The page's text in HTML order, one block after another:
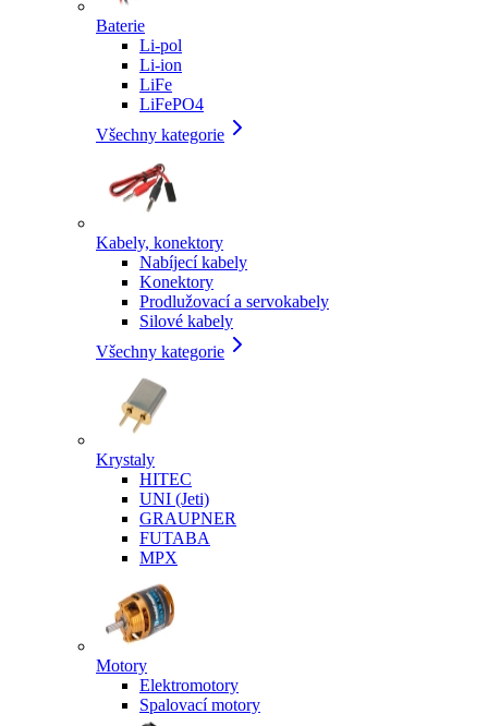
Baterie
Li-pol
Li-ion
LiFe
LiFePO4
Všechny kategorie
Kabely, konektory
Nabíjecí kabely
Konektory
Prodlužovací a servokabely
Silové kabely
Všechny kategorie
Krystaly
HITEC
UNI (Jeti)
GRAUPNER
FUTABA
MPX
Motory
Elektromotory
Spalovací motory